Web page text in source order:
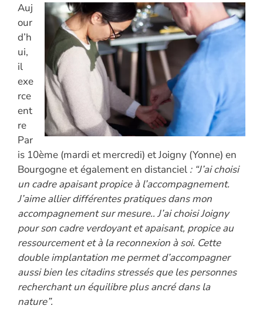
Auj
our
d’h
ui,
il
exe
rce
ent
re
Par
is 10ème (mardi et mercredi) et Joigny (Yonne) en
Bourgogne et également en distanciel : “J’ai choisi
un cadre apaisant propice à l’accompagnement.
J’aime allier différentes pratiques dans mon
accompagnement sur mesure.. J’ai choisi Joigny
pour son cadre verdoyant et apaisant, propice au
ressourcement et à la reconnexion à soi. Cette
double implantation me permet d’accompagner
aussi bien les citadins stressés que les personnes
recherchant un équilibre plus ancré dans la
nature”.